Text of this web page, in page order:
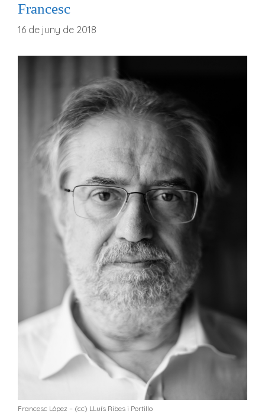
Francesc
16 de juny de 2018
Francesc López – (cc) LLuís Ribes i Portillo